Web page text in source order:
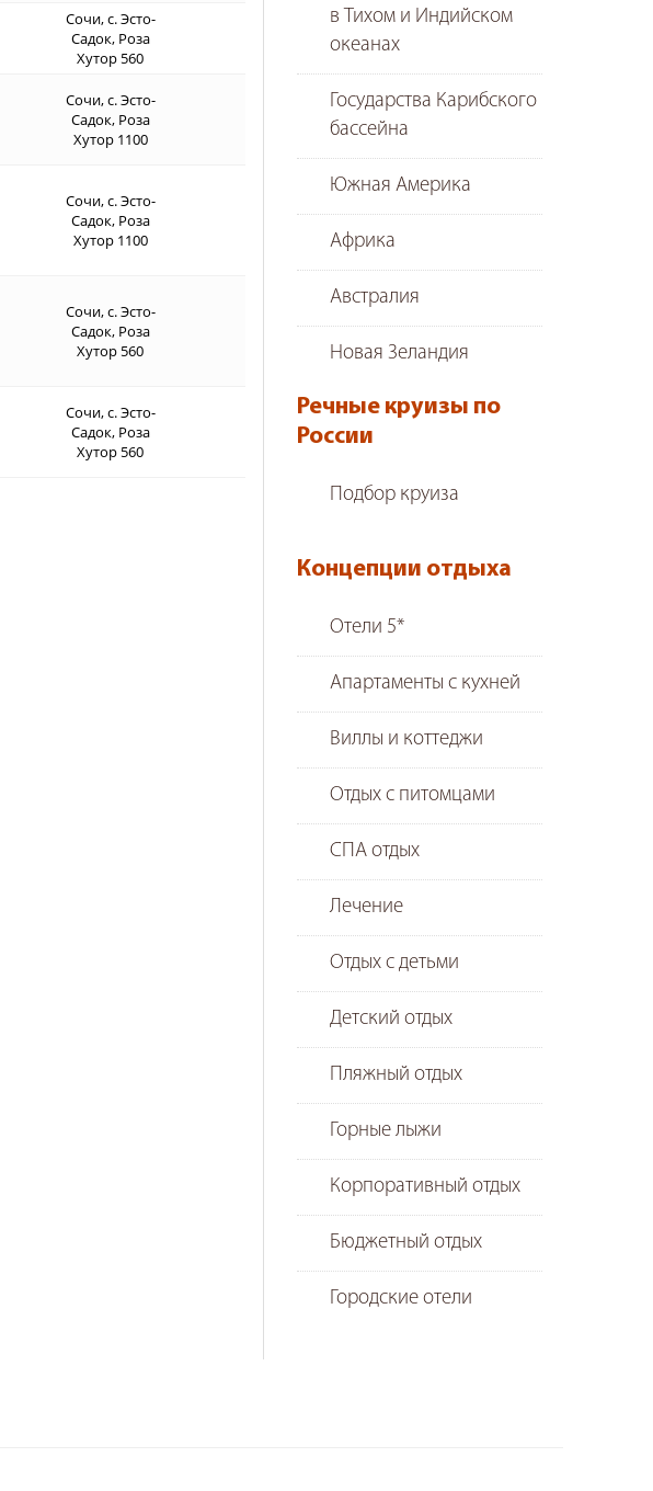
Сочи, с. Эсто-
Садок, Роза
Хутор 560
Сочи, с. Эсто-
Садок, Роза
Хутор 1100
Сочи, с. Эсто-
Садок, Роза
Хутор 1100
Сочи, с. Эсто-
Садок, Роза
Хутор 560
Сочи, с. Эсто-
Садок, Роза
Хутор 560
в Тихом и Индийском
океанах
Государства Карибского
бассейна
Южная Америка
Африка
Австралия
Новая Зеландия
Речные круизы по
России
Подбор круиза
Концепции отдыха
Отели 5*
Апартаменты с кухней
Виллы и коттеджи
Отдых с питомцами
СПА отдых
Лечение
Отдых с детьми
Детский отдых
Пляжный отдых
Горные лыжи
Корпоративный отдых
Бюджетный отдых
Городские отели